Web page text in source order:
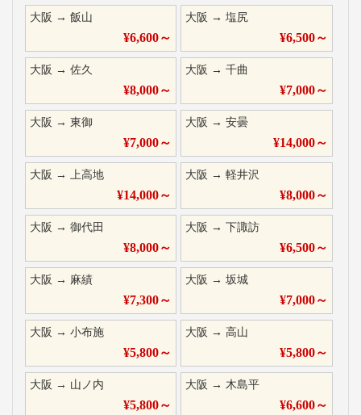
大阪 → 飯山
¥6,600～
大阪 →塩尻
¥6,500～
大阪 → 佐久
¥8,000～
大阪 →千曲
¥7,000～
大阪 → 東御
¥7,000～
大阪 →安曇
¥14,000～
大阪 → 上高地
¥14,000～
大阪 →軽井沢
¥8,000～
大阪 → 御代田
¥8,000～
大阪 →下諏訪
¥6,500～
大阪 → 麻績
¥7,300～
大阪 →坂城
¥7,000～
大阪 → 小布施
¥5,800～
大阪 →高山
¥5,800～
大阪 → 山ノ内
¥5,800～
大阪 →木島平
¥6,600～